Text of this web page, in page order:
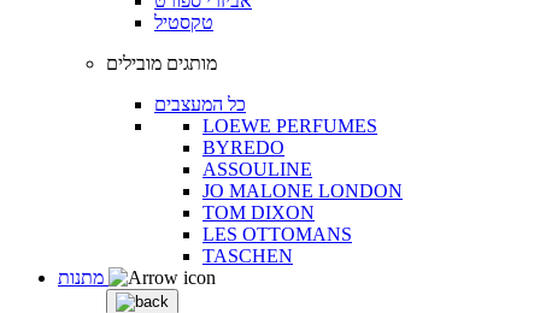
טקסטיל
מותגים מובילים
כל המעצבים
LOEWE PERFUMES
BYREDO
ASSOULINE
JO MALONE LONDON
TOM DIXON
LES OTTOMANS
TASCHEN